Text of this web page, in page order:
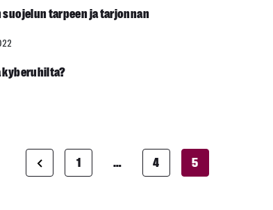
tarpeen ja tarjonnan
kyberuhilta?
1 … 4 5